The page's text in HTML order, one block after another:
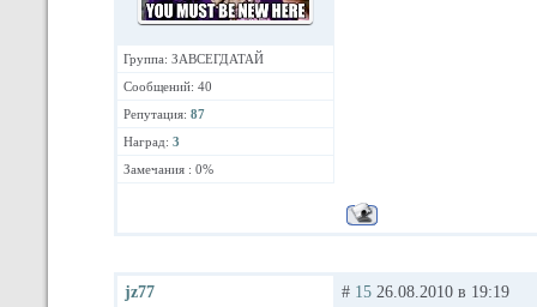
Группа: ЗАВСЕГДАТАЙ
Сообщений: 40
Репутация: 87
Наград: 3
Замечания : 0%
jz77 # 15 26.08.2010 в 19:19